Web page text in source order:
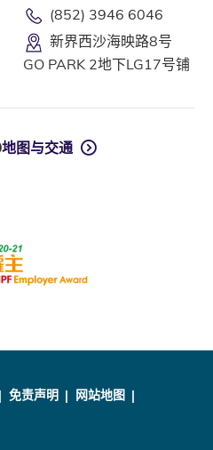
(852) 3946 6046
新界西沙海映路8号
GO PARK 2地下LG17号铺
地图与交通
免责声明
网站地图